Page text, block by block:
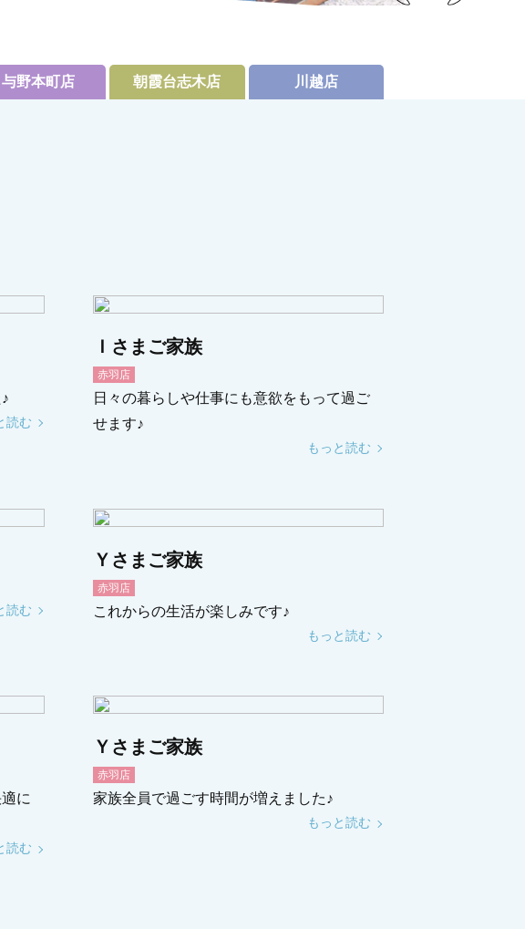
与野本町店 朝霞台志木店 川越店
読む
Ｉさまご家族
赤羽店
日々の暮らしや仕事にも意欲をもって過ご
せます♪
もっと読む
読む
Ｙさまご家族
赤羽店
これからの生活が楽しみです♪
もっと読む
に
読む
Ｙさまご家族
赤羽店
家族全員で過ごす時間が増えました♪
もっと読む